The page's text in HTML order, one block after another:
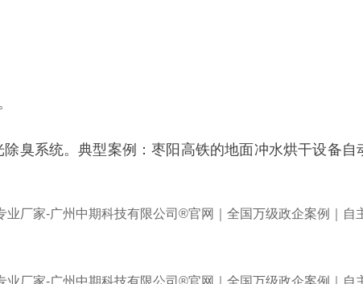
臭系统。典型案例：枣阳高铁的地面冲水烘干设备